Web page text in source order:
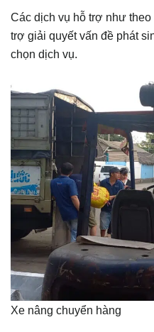
Các dịch vụ hỗ trợ như
trợ giải quyết vấn đề phát
chọn dịch vụ.
Xe nâng chuyển hàng